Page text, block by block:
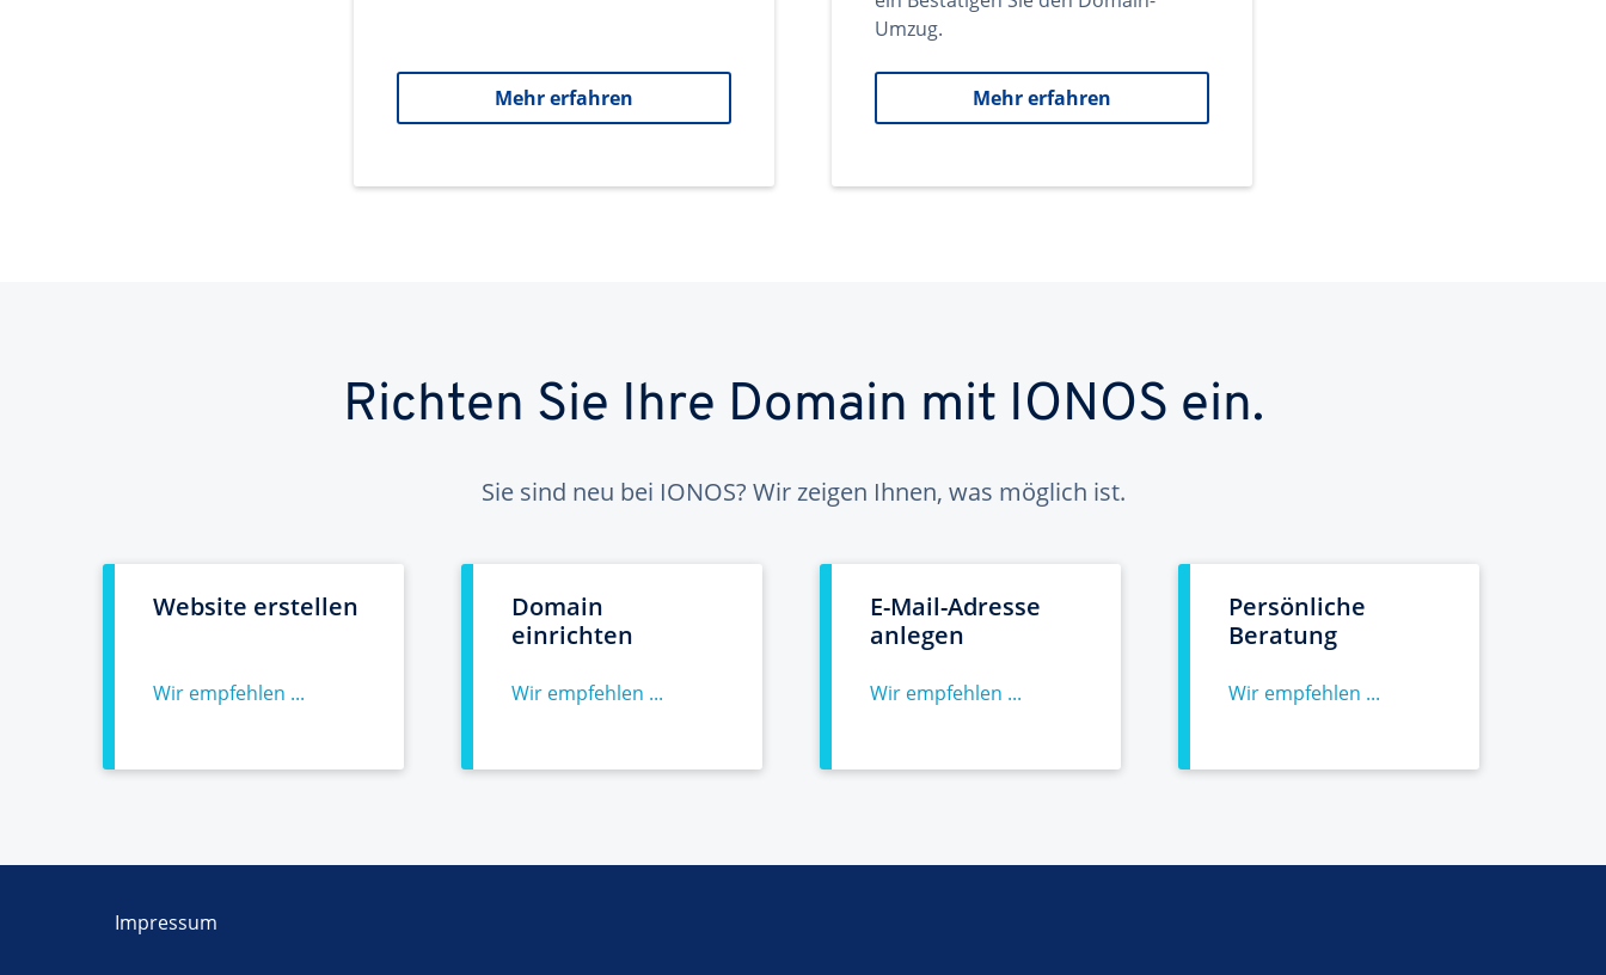
Mehr erfahren
Umzug.
Mehr erfahren
Richten Sie Ihre Domain mit IONOS ein.
Sie sind neu bei IONOS? Wir zeigen Ihnen, was möglich ist.
Website erstellen
Wir empfehlen ...
Domain
einrichten
Wir empfehlen ...
E-Mail-Adresse
anlegen
Wir empfehlen ...
Persönliche
Beratung
Wir empfehlen ...
Impressum